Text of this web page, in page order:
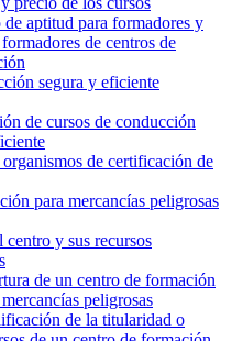
aptitud para formadores y
de centros de
segura y eficiente
de cursos de conducción
de certificación de
para mercancías peligrosas
centro y sus recursos
de un centro de formación
peligrosas
de la titularidad o